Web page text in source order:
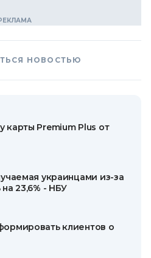
НОВОСТЬЮ
карты Premium Plus от
украинцами из-за
23,6% - НБУ
клиентов о